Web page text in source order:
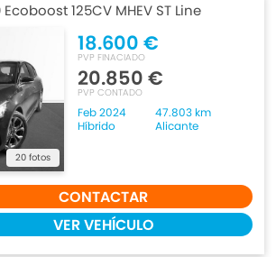
Ecoboost 125CV MHEV ST Line
20 fotos
18.600 €
PVP FINACIADO
20.850 €
PVP CONTADO
Feb 2024
47.803 km
Híbrido
Alicante
CONTACTAR
VER VEHÍCULO